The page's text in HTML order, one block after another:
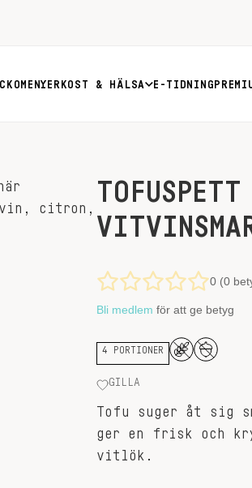
KOST & HÄLSA E-TIDNING
0 (0
Bli medlem för att ge betyg
4 PORTIONER
GILLA
Tofu suger åt sig
ger en frisk och
vitlök.